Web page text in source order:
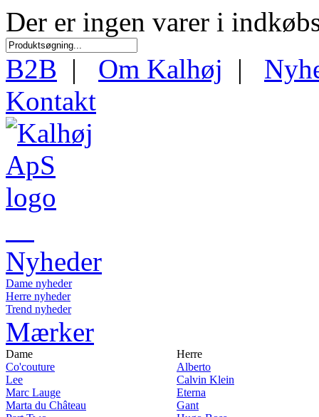
Der er ingen varer i
B2B | Om Kalhøj |
Kontakt
Nyheder
Dame nyheder
Herre nyheder
Trend nyheder
Mærker
Dame
Co'couture
Lee
Marc Lauge
Marta du Château
Herre
Alberto
Calvin Klein
Eterna
Gant